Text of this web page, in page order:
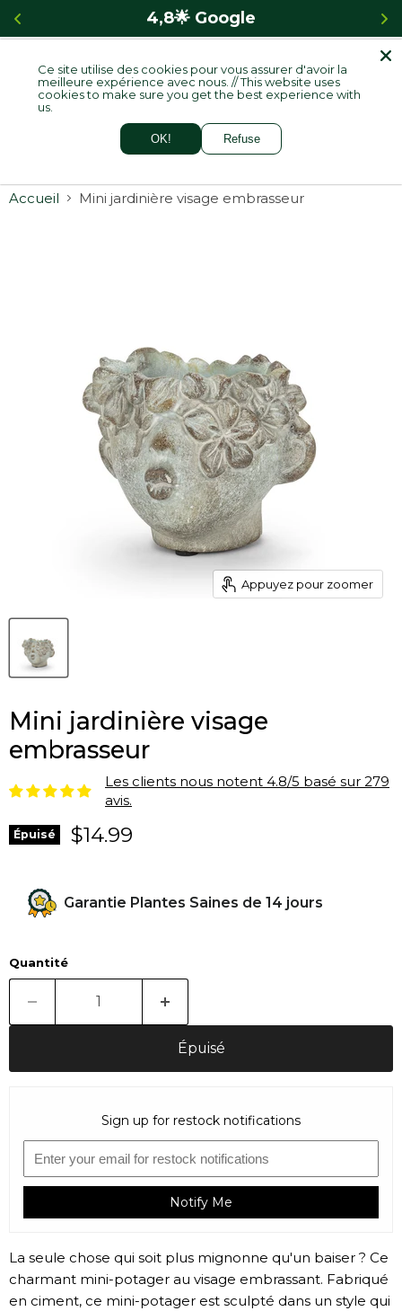
4,8🌟 Google
Menu
Accueil Mini jardinière visage embrasseur
Appuyez pour zoomer
Mini jardinière visage
embrasseur
Les clients nous notent 4.8/5 basé sur 279
avis.
Épuisé Prix actuel
$14.99
Garantie Plantes Saines de 14 jours
Quantité
Épuisé
Sign up for restock notifications
Notify Me
La seule chose qui soit plus mignonne qu'un baiser ? Ce
charmant mini-potager au visage embrassant. Fabriqué
en ciment, ce mini-potager est sculpté dans un style qui
Ce site utilise des cookies pour vous assurer d'avoir la
meilleure expérience avec nous. // This website uses
cookies to make sure you get the best experience with
us.
OK! Refuse